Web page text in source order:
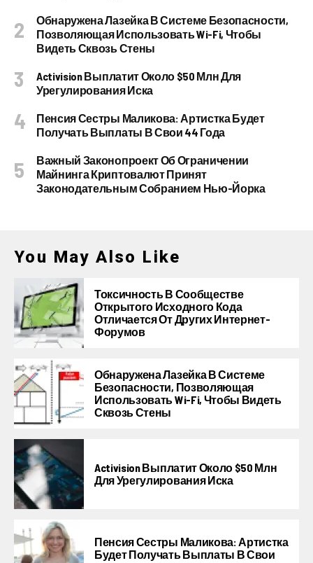
Обнаружена Лазейка В Системе Безопасности,
Позволяющая Использовать Wi-Fi, Чтобы
Видеть Сквозь Стены
Activision Выплатит Около $50 Млн Для
Урегулирования Иска
Пенсия Сестры Маликова: Артистка Будет
Получать Выплаты В Свои 44 Года
Важный Законопроект Об Ограничении
Майнинга Криптовалют Принят
Законодательным Собранием Нью-Йорка
You May Also Like
Токсичность В Сообществе
Открытого Исходного Кода
Отличается От Других Интернет-
Форумов
Обнаружена Лазейка В Системе
Безопасности, Позволяющая
Использовать Wi-Fi, Чтобы Видеть
Сквозь Стены
Activision Выплатит Около $50 Млн
Для Урегулирования Иска
Пенсия Сестры Маликова: Артистка
Будет Получать Выплаты В Свои